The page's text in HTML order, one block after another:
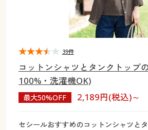
ジュニア・ティーンズ下着
大きいサイズ レディース服
大きいサイズ メンズ
大きいサイズ 事務・制服
商品カテゴリ一覧
カタログ
カタログ・チラシからのご注文
デジタルカタログ
大きいサイズ レディース下着
大きいサイズ メンズ
大きいサイズ 事務・制服
シークレットセール
商品カテゴリ一覧
カタログ・チラシからのご注文
デジタルカタログ
コットンシャツとタンクトップ
100%・洗濯機OK)
最大50%OFF 2,189円(税込)～
セシールおすすめのコットンシャツと
39件